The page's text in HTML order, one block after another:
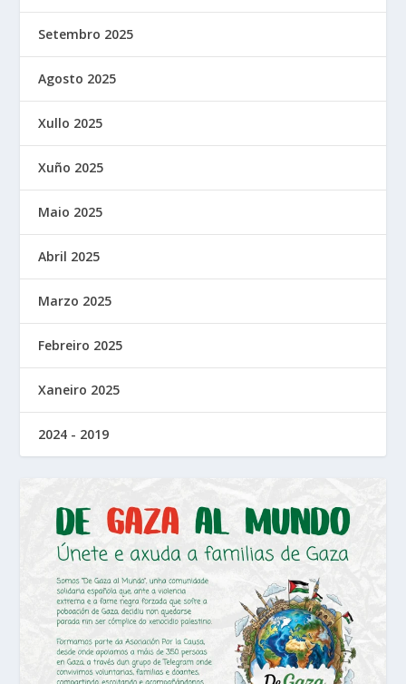
Setembro 2025
Agosto 2025
Xullo 2025
Xuño 2025
Maio 2025
Abril 2025
Marzo 2025
Febreiro 2025
Xaneiro 2025
2024 - 2019